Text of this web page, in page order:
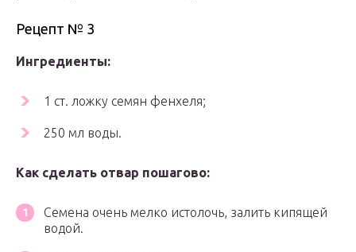
Рецепт № 3
Ингредиенты:
1 ст. ложку семян фенхеля;
250 мл воды.
Как сделать отвар пошагово:
Семена очень мелко истолочь, залить кипящей
водой.